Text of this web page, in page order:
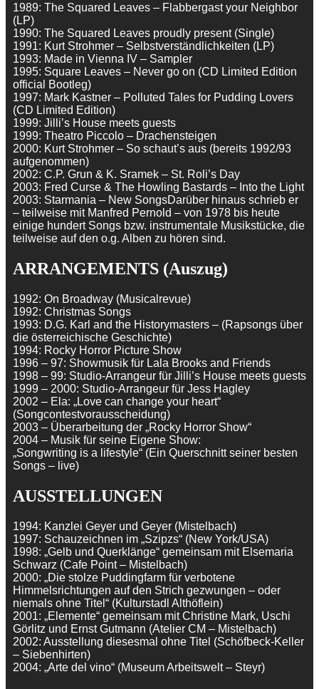
1989: The Squared Leaves – Flabbergast your Neighbor
(LP)
1990: The Squared Leaves proudly present (Single)
1991: Kurt Strohmer – Selbstverständlichkeiten (LP)
1993: Made in Vienna IV – Sampler
1995: Square Leaves – Never go on (CD Limited Edition
official Bootleg)
1997: Mark Kastner – Polluted Tales for Pudding Lovers
(CD Limited Edition)
1999: Jilli’s House meets guests
1999: Theatro Piccolo – Drachensteigen
2000: Kurt Strohmer – So schaut’s aus (bereits 1992/93
aufgenommen)
2002: C.P. Grun & K. Sramek – St. Roli’s Day
2003: Fred Curse & The Howling Bastards – Into the Light
2003: Starmania – New SongsDarüber hinaus schrieb er
– teilweise mit Manfred Pernold – von 1978 bis heute
einige hundert Songs bzw. instrumentale Musikstücke, die
teilweise auf den o.g. Alben zu hören sind.
ARRANGEMENTS (Auszug)
1992: On Broadway (Musicalrevue)
1992: Christmas Songs
1993: D.G. Karl and the Historymasters – (Rapsongs über
die österreichische Geschichte)
1994: Rocky Horror Picture Show
1996 – 97: Showmusik für Lala Brooks and Friends
1998 – 99: Studio-Arrangeur für Jilli’s House meets guests
1999 – 2000: Studio-Arrangeur für Jess Hagley
2002 – Ela: „Love can change your heart“
(Songcontestvorausscheidung)
2003 – Überarbeitung der „Rocky Horror Show“
2004 – Musik für seine Eigene Show:
„Songwriting is a lifestyle“ (Ein Querschnitt seiner besten
Songs – live)
AUSSTELLUNGEN
1994: Kanzlei Geyer und Geyer (Mistelbach)
1997: Schauzeichnen im „Szipzs“ (New York/USA)
1998: „Gelb und Querklänge“ gemeinsam mit Elsemaria
Schwarz (Cafe Point – Mistelbach)
2000: „Die stolze Puddingfarm für verbotene
Himmelsrichtungen auf den Strich gezwungen – oder
niemals ohne Titel“ (Kulturstadl Althöflein)
2001: „Elemente“ gemeinsam mit Christine Mark, Uschi
Görlitz und Ernst Gutmann (Atelier CM – Mistelbach)
2002: Ausstellung diesesmal ohne Titel (Schöfbeck-Keller
– Siebenhirten)
2004: „Arte del vino“ (Museum Arbeitswelt – Steyr)